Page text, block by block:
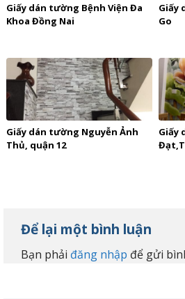
Giấy dán tường Bệnh Viện Đa
Khoa Đồng Nai
Giấy
Go
Giấy dán tường Nguyễn Ảnh
Thủ, quận 12
Giấy
Để lại một bình luận
Bạn phải đăng nhập để gửi